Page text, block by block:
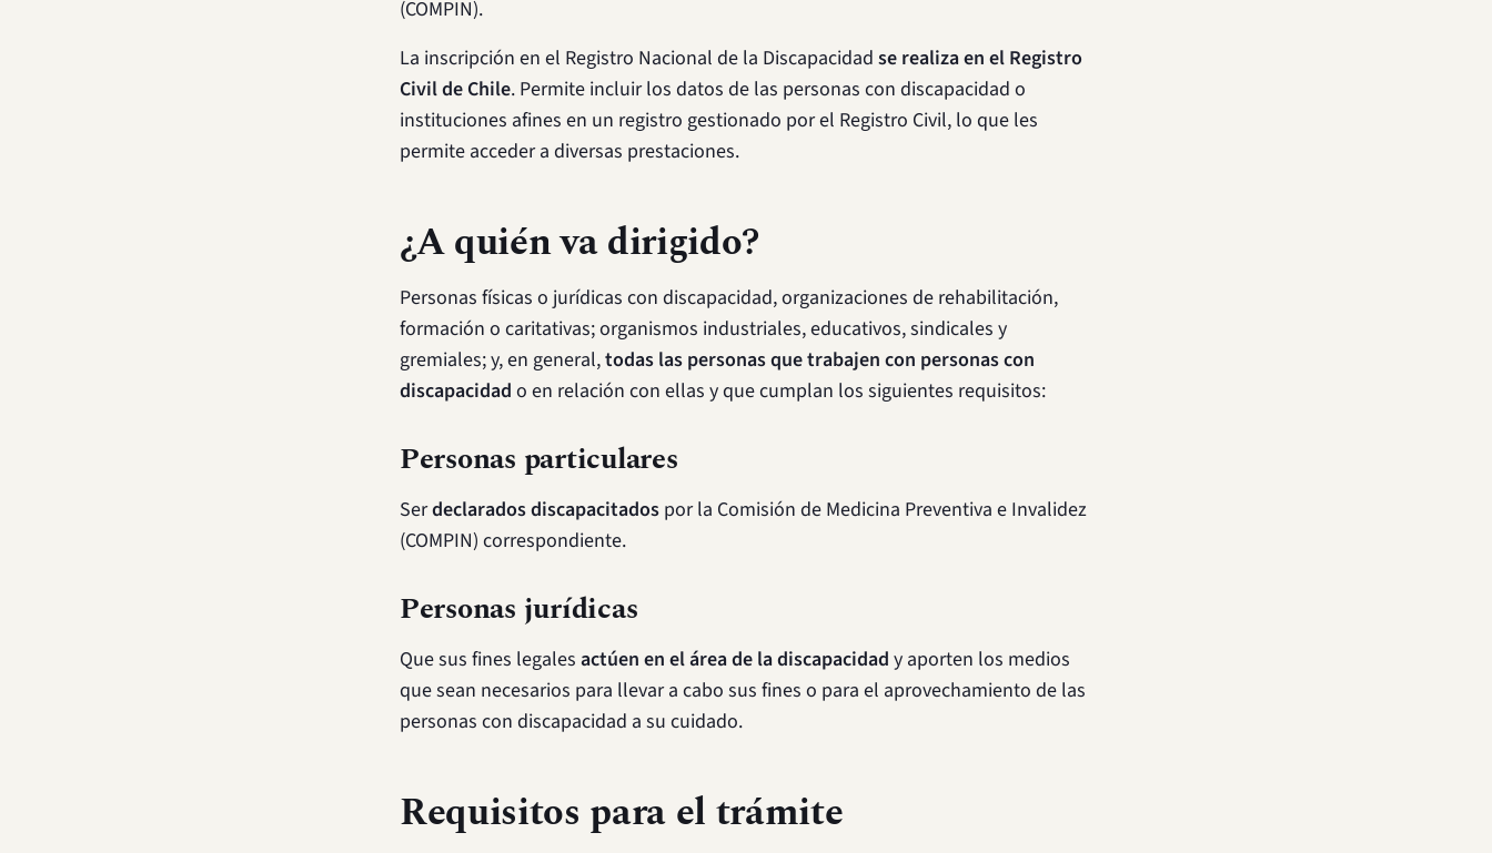
(COMPIN).
La inscripción en el Registro Nacional de la Discapacidad se realiza en el Registro
Civil de Chile. Permite incluir los datos de las personas con discapacidad o
instituciones afines en un registro gestionado por el Registro Civil, lo que les
permite acceder a diversas prestaciones.
¿A quién va dirigido?
Personas físicas o jurídicas con discapacidad, organizaciones de rehabilitación,
formación o caritativas; organismos industriales, educativos, sindicales y
gremiales; y, en general,todas las personas que trabajen con personas con
discapacidad o en relación con ellas y que cumplan los siguientes requisitos:
Personas particulares
Serdeclarados discapacitados por la Comisión de Medicina Preventiva e Invalidez
(COMPIN) correspondiente.
Personas jurídicas
Que sus fines legales actúen en el área de la discapacidad y aporten los medios
que sean necesarios para llevar a cabo sus fines o para el aprovechamiento de las
personas con discapacidad a su cuidado.
Requisitos para el trámite